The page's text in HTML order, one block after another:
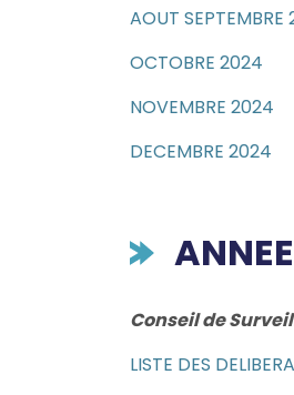
AOUT SEPTEMBRE
OCTOBRE 2024
NOVEMBRE 2024
DECEMBRE 2024
Conseil de
LISTE DES